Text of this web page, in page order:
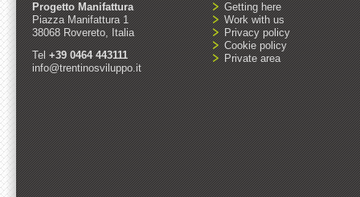
Getting here
Work with us
Privacy policy
Cookie policy
Private area
Progetto Manifattura
Piazza Manifattura 1
38068 Rovereto, Italia
Tel +39 0464 443111
info@trentinosviluppo.it